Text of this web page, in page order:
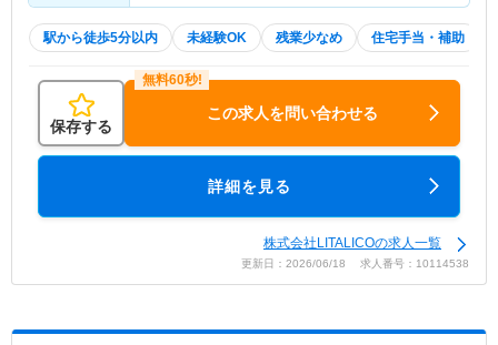
駅から徒歩5分以内 未経験OK 残業少なめ 住宅手当・補助
保存する
この求人を問い合わせる
詳細を見る
株式会社LITALICOの求人一覧
更新日：2026/06/18 求人番号：10114538